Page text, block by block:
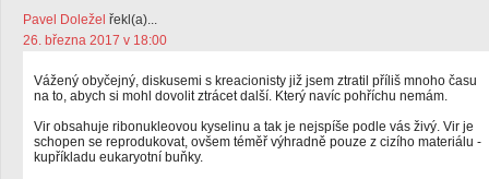
Pavel Doležel řekl(a)...
26. března 2017 v 18:00
Vážený obyčejný, diskusemi s kreacionisty již jsem ztratil příliš mnoho času
na to, abych si mohl dovolit ztrácet další. Který navíc pohříchu nemám.
Vir obsahuje ribonukleovou kyselinu a tak je nejspíše podle vás živý. Vir je
schopen se reprodukovat, ovšem téměř výhradně pouze z cizího materiálu -
kupříkladu eukaryotní buňky.